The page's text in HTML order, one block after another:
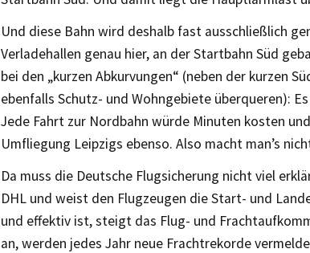
Und diese Bahn wird deshalb fast ausschließlich
Verladehallen genau hier, an der Startbahn Süd
bei den „kurzen Abkurvungen“ (neben der kurzen
ebenfalls Schutz- und Wohngebiete überqueren):
Jede Fahrt zur Nordbahn würde Minuten kosten
Umfliegung Leipzigs ebenso. Also macht man’s
Da muss die Deutsche Flugsicherung nicht viel
DHL und weist den Flugzeugen die Start- und
und effektiv ist, steigt das Flug- und
an, werden jedes Jahr neue Frachtrekorde